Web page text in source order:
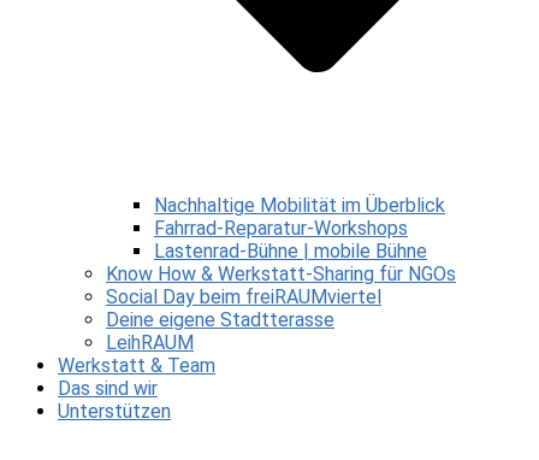
Nachhaltige Mobilität im Überblick
Fahrrad-Reparatur-Workshops
Lastenrad-Bühne | mobile Bühne
Know How & Werkstatt-Sharing für NGOs
Social Day beim freiRAUMviertel
Deine eigene Stadtterasse
LeihRAUM
Werkstatt & Team
Das sind wir
Unterstützen